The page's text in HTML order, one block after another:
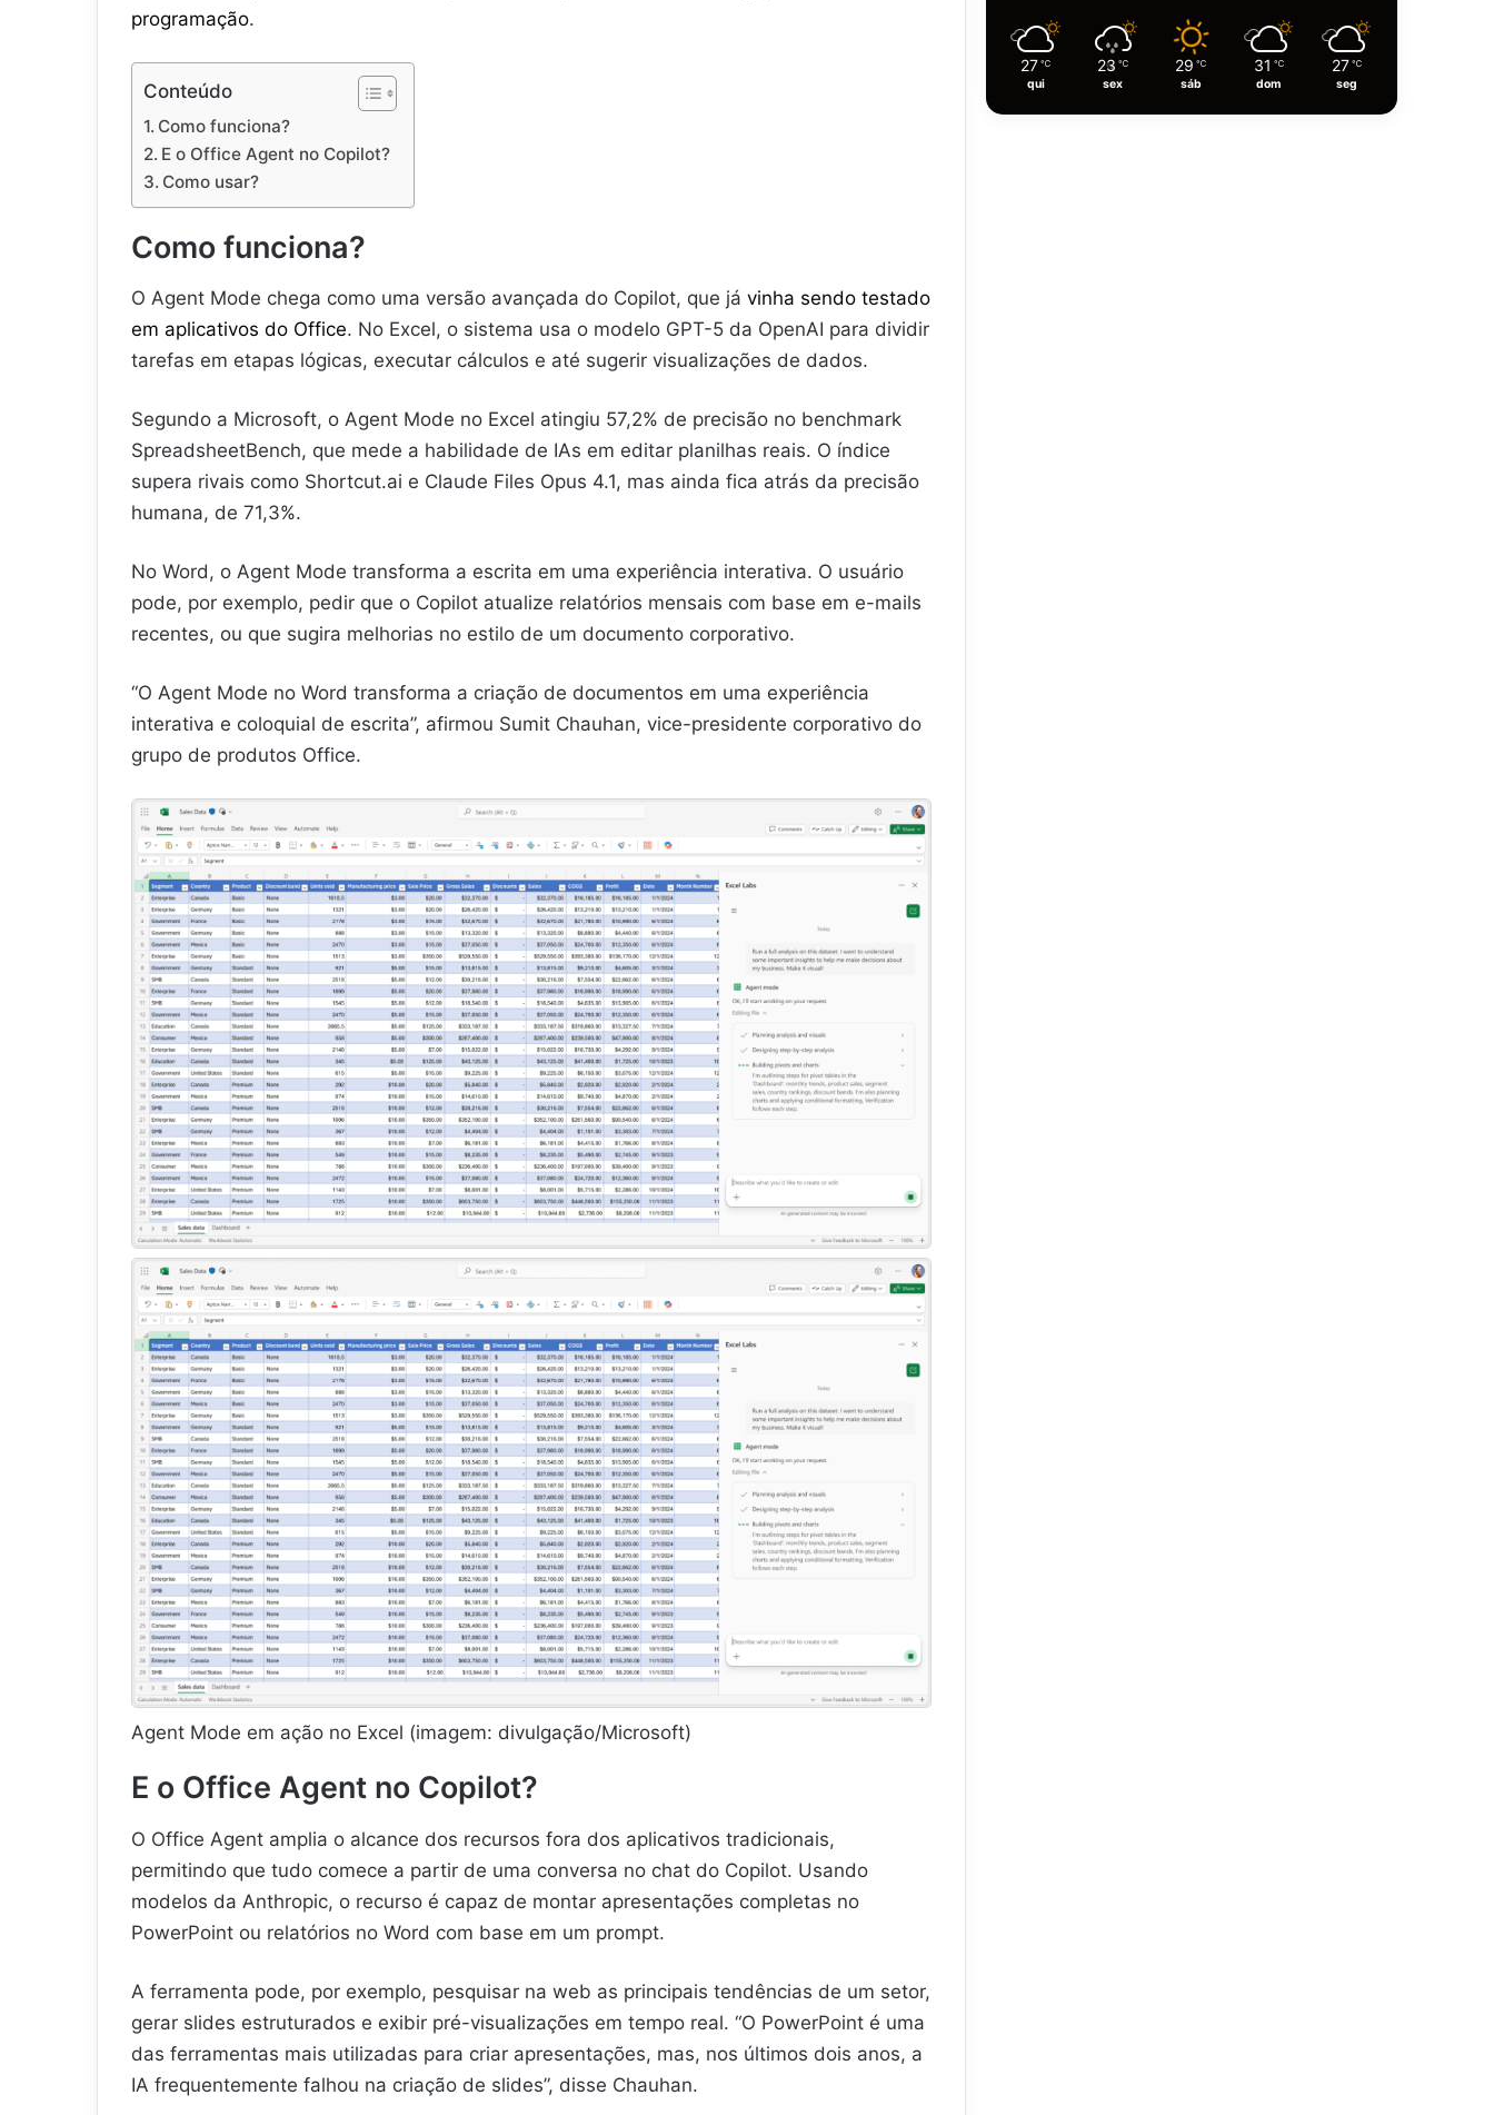
programação.
Conteúdo
Como funciona?
E o Office Agent no Copilot?
Como usar?
Como funciona?
O Agent Mode chega como uma versão avançada do Copilot, que já vinha sendo testado
em aplicativos do Office. No Excel, o sistema usa o modelo GPT-5 da OpenAI para dividir
tarefas em etapas lógicas, executar cálculos e até sugerir visualizações de dados.
Segundo a Microsoft, o Agent Mode no Excel atingiu 57,2% de precisão no benchmark
SpreadsheetBench, que mede a habilidade de IAs em editar planilhas reais. O índice
supera rivais como Shortcut.ai e Claude Files Opus 4.1, mas ainda fica atrás da precisão
humana, de 71,3%.
No Word, o Agent Mode transforma a escrita em uma experiência interativa. O usuário
pode, por exemplo, pedir que o Copilot atualize relatórios mensais com base em e-mails
recentes, ou que sugira melhorias no estilo de um documento corporativo.
“O Agent Mode no Word transforma a criação de documentos em uma experiência
interativa e coloquial de escrita”, afirmou Sumit Chauhan, vice-presidente corporativo do
grupo de produtos Office.
Agent Mode em ação no Excel (imagem: divulgação/Microsoft)
E o Office Agent no Copilot?
O Office Agent amplia o alcance dos recursos fora dos aplicativos tradicionais,
permitindo que tudo comece a partir de uma conversa no chat do Copilot. Usando
modelos da Anthropic, o recurso é capaz de montar apresentações completas no
PowerPoint ou relatórios no Word com base em um prompt.
A ferramenta pode, por exemplo, pesquisar na web as principais tendências de um setor,
gerar slides estruturados e exibir pré-visualizações em tempo real. “O PowerPoint é uma
das ferramentas mais utilizadas para criar apresentações, mas, nos últimos dois anos, a
IA frequentemente falhou na criação de slides”, disse Chauhan.
27 ℃
qui
23 ℃
sex
29 ℃
sáb
31 ℃
dom
27 ℃
seg